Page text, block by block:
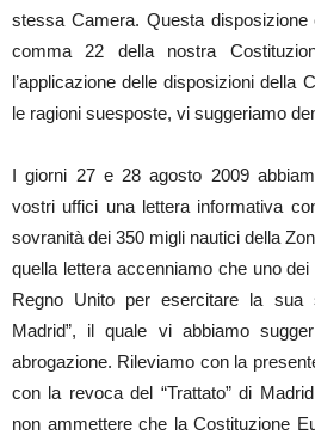
stessa Camera. Questa disposizione
comma 22 della nostra
l’applicazione delle disposizioni della
le ragioni suesposte, vi suggeriamo
I giorni 27 e 28 agosto 2009
vostri uffici una lettera informativa
sovranità dei 350 migli nautici della
quella lettera accenniamo che uno
Regno Unito per esercitare la sua
Madrid”, il quale vi abbiamo
abrogazione. Rileviamo con la
con la revoca del “Trattato” di
non ammettere che la Costituzione